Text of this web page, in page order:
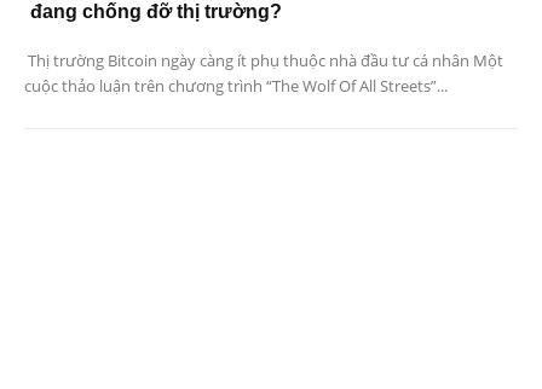
đang chống đỡ thị trường?
Thị trường Bitcoin ngày càng ít phụ thuộc nhà đầu tư cá nhân Một
cuộc thảo luận trên chương trình “The Wolf Of All Streets”...